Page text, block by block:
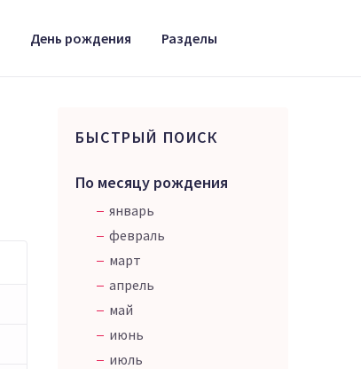
День рождения Разделы
БЫСТРЫЙ ПОИСК
По месяцу рождения
январь
февраль
март
апрель
май
июнь
июль